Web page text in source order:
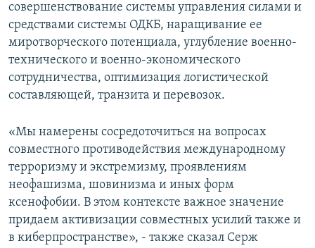
совершенствование системы управления силами и
средствами системы ОДКБ, наращивание ее
миротворческого потенциала, углубление военно-
технического и военно-экономического
сотрудничества, оптимизация логистической
составляющей, транзита и перевозок.
«Мы намерены сосредоточиться на вопросах
совместного противодействия международному
терроризму и экстремизму, проявлениям
неофашизма, шовинизма и иных форм
ксенофобии. В этом контексте важное значение
придаем активизации совместных усилий также и
в киберпространстве», - также сказал Серж